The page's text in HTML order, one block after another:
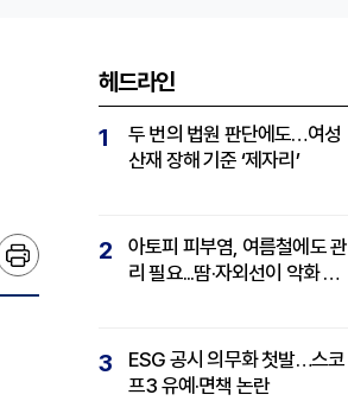
헤드라인
1
두 번의 법원 판단에도…여성
산재 장해 기준 ‘제자리’
2
아토피 피부염, 여름철에도 관
리 필요...땀·자외선이 악화 요
3
ESG 공시 의무화 첫발…스코
프3 유예·면책 논란